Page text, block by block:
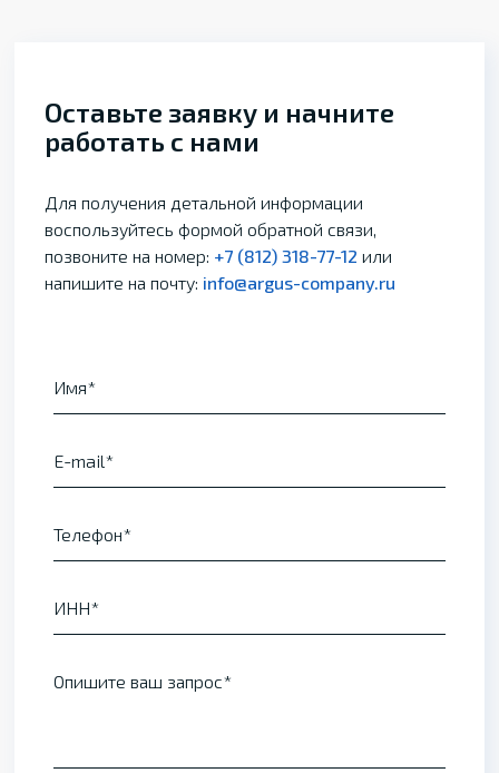
Оставьте заявку и начните
работать с нами
Для получения детальной информации
воспользуйтесь формой обратной связи,
позвоните на номер: +7 (812) 318-77-12 или
напишите на почту: info@argus-company.ru
Имя
E-mail
Телефон
ИНН
Опишите ваш запрос